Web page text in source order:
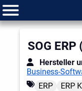
SOG ERP
Hersteller
Business-
ERP
ERP